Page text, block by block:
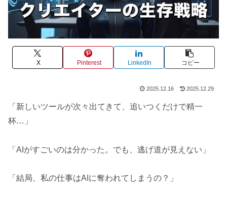
X Pinterest LinkedIn コピー
2025.12.16 2025.12.29
「新しいツールが次々出てきて、追いつくだけで精一
杯…」
「AIがすごいのは分かった。でも、逃げ道が見えない」
「結局、私の仕事はAIに奪われてしまうの？」